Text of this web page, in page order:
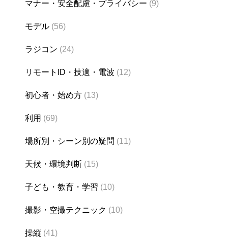
マナー・安全配慮・プライバシー (9)
モデル (56)
ラジコン (24)
リモートID・技適・電波 (12)
初心者・始め方 (13)
利用 (69)
場所別・シーン別の疑問 (11)
天候・環境判断 (15)
子ども・教育・学習 (10)
撮影・空撮テクニック (10)
操縦 (41)